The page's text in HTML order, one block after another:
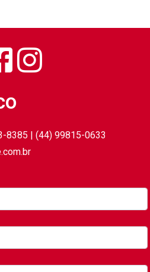
8385 | (44) 99815-0633